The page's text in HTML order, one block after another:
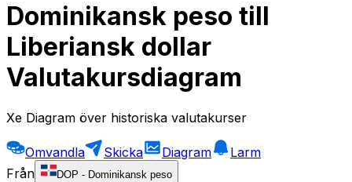
Dominikansk peso till
Liberiansk dollar
Valutakursdiagram
Xe Diagram över historiska valutakurser
Omvandla Skicka Diagram
Larm
Från
DOP - Dominikansk peso